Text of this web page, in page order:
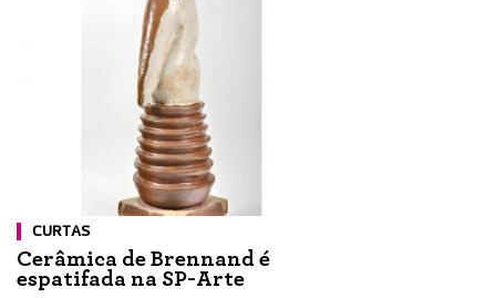
CURTAS
Cerâmica de Brennand é
espatifada na SP-Arte